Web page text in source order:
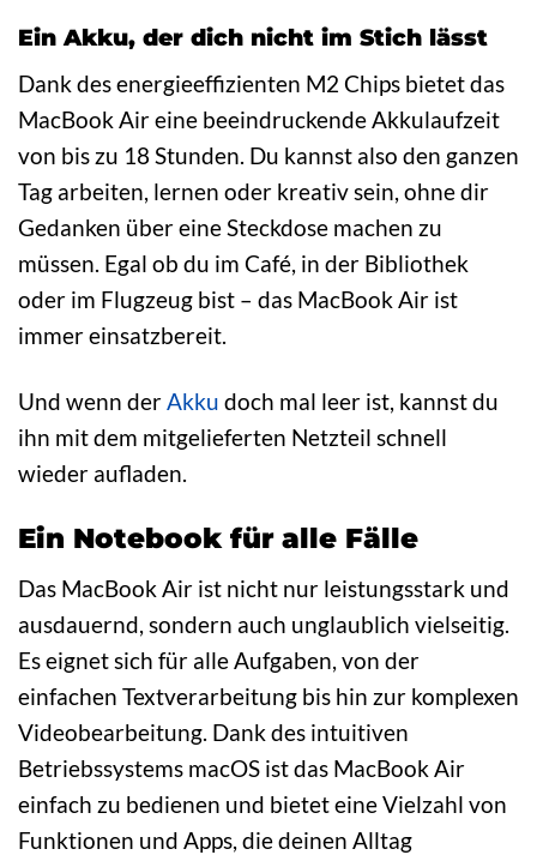
Ein Akku, der dich nicht im Stich lässt
Dank des energieeffizienten M2 Chips bietet das
MacBook Air eine beeindruckende Akkulaufzeit
von bis zu 18 Stunden. Du kannst also den ganzen
Tag arbeiten, lernen oder kreativ sein, ohne dir
Gedanken über eine Steckdose machen zu
müssen. Egal ob du im Café, in der Bibliothek
oder im Flugzeug bist – das MacBook Air ist
immer einsatzbereit.
Und wenn derAkku doch mal leer ist, kannst du
ihn mit dem mitgelieferten Netzteil schnell
wieder aufladen.
Ein Notebook für alle Fälle
Das MacBook Air ist nicht nur leistungsstark und
ausdauernd, sondern auch unglaublich vielseitig.
Es eignet sich für alle Aufgaben, von der
einfachen Textverarbeitung bis hin zur komplexen
Videobearbeitung. Dank des intuitiven
Betriebssystems macOS ist das MacBook Air
einfach zu bedienen und bietet eine Vielzahl von
Funktionen und Apps, die deinen Alltag